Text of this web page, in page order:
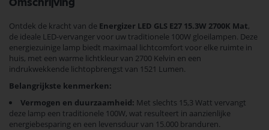
Omschrijving
Ontdek de kracht van de Energizer LED GLS E27 15.3W 2700K Mat,
de ideale LED-vervanger voor uw traditionele 100W gloeilampen. Deze
energiezuinige lamp biedt maximaal lichtcomfort voor elke ruimte in
huis, met een warme lichtkleur van 2700 Kelvin en een
indrukwekkende lichtopbrengst van 1521 Lumen.
Belangrijkste kenmerken:
Vermogen en duurzaamheid: Met slechts 15,3 Watt vervangt
deze lamp een traditionele 100W, wat resulteert in aanzienlijke
energiebesparing en een levensduur van 15.000 branduren.